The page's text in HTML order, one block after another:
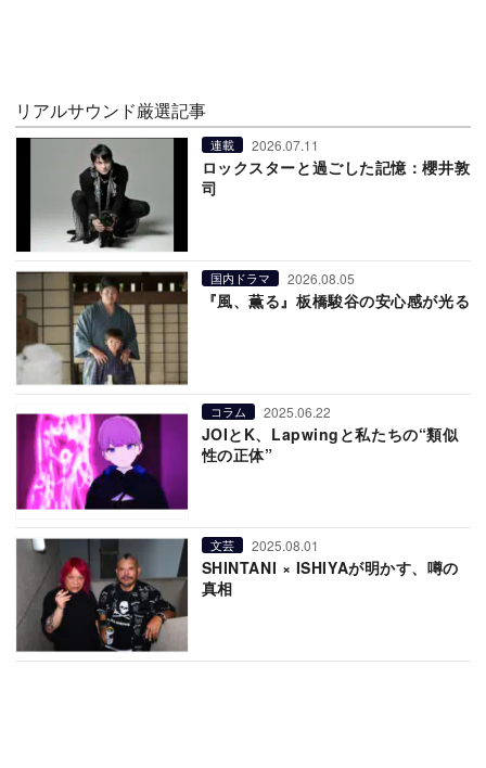
リアルサウンド厳選記事
連載 2026.07.11
ロックスターと過ごした記憶：櫻井敦
司
国内ドラマ 2026.08.05
『風、薫る』板橋駿谷の安心感が光る
コラム 2025.06.22
JOIとK、Lapwingと私たちの“類似
性の正体”
文芸 2025.08.01
SHINTANI × ISHIYAが明かす、噂の
真相